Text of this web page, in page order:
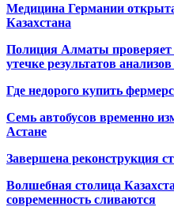
Медицина Германии
Казахстана
Полиция Алматы
утечке результатов
Где недорого купить
Семь автобусов временно
Астане
Завершена реконструкция
Волшебная столица
современность сливаются